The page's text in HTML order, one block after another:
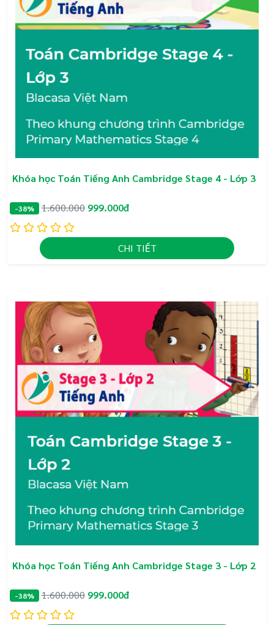
Khóa học Toán Tiếng Anh Cambridge Stage 4 - Lớp 3
-38% 1.600.000 999.000đ
CHI TIẾT
Khóa học Toán Tiếng Anh Cambridge Stage 3 - Lớp 2
-38% 1.600.000 999.000đ